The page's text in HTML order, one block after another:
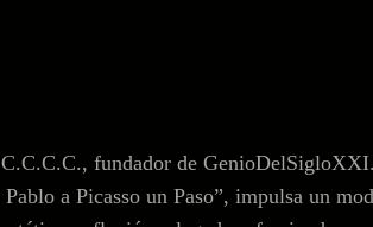
fundador de
a Picasso un Paso”, impulsa un